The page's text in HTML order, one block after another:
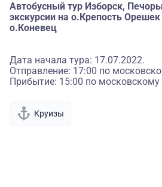
Автобусный тур Изборск,
экскурсии на о.Крепость
о.Коневец
Дата начала тура: 17.07.2022.
Отправление: 17:00 по
Прибытие: 15:00 по московскому
Круизы